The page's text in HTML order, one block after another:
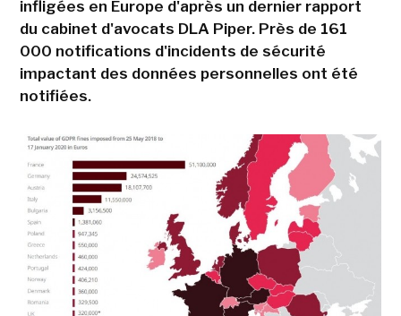
infligées en Europe d'après un dernier rapport
du cabinet d'avocats DLA Piper. Près de 161
000 notifications d'incidents de sécurité
impactant des données personnelles ont été
notifiées.